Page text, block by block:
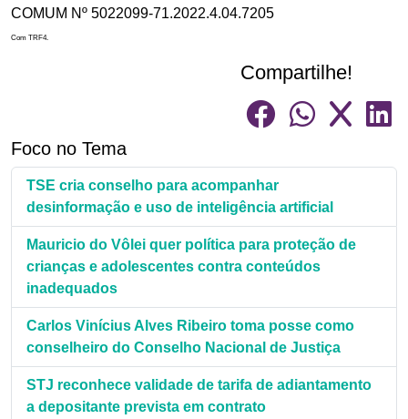
COMUM Nº 5022099-71.2022.4.04.7205
Com TRF4.
Compartilhe!
Foco no Tema
TSE cria conselho para acompanhar
desinformação e uso de inteligência artificial
Mauricio do Vôlei quer política para proteção de
crianças e adolescentes contra conteúdos
inadequados
Carlos Vinícius Alves Ribeiro toma posse como
conselheiro do Conselho Nacional de Justiça
STJ reconhece validade de tarifa de adiantamento
a depositante prevista em contrato